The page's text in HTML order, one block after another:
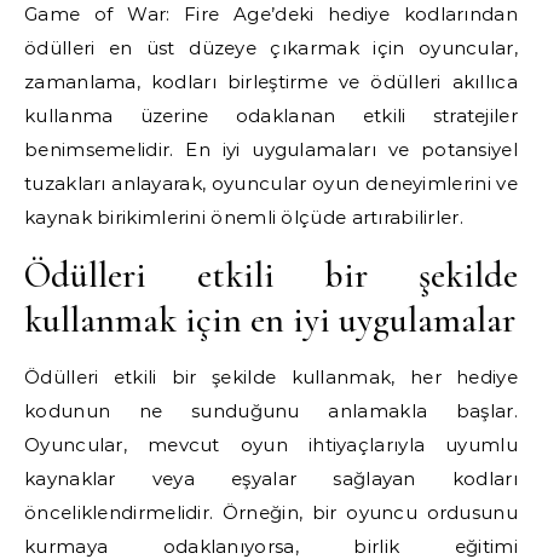
Game of War: Fire Age’deki hediye kodlarından
ödülleri en üst düzeye çıkarmak için oyuncular,
zamanlama, kodları birleştirme ve ödülleri akıllıca
kullanma üzerine odaklanan etkili stratejiler
benimsemelidir. En iyi uygulamaları ve potansiyel
tuzakları anlayarak, oyuncular oyun deneyimlerini ve
kaynak birikimlerini önemli ölçüde artırabilirler.
Ödülleri etkili bir şekilde
kullanmak için en iyi uygulamalar
Ödülleri etkili bir şekilde kullanmak, her hediye
kodunun ne sunduğunu anlamakla başlar.
Oyuncular, mevcut oyun ihtiyaçlarıyla uyumlu
kaynaklar veya eşyalar sağlayan kodları
önceliklendirmelidir. Örneğin, bir oyuncu ordusunu
kurmaya odaklanıyorsa, birlik eğitimi